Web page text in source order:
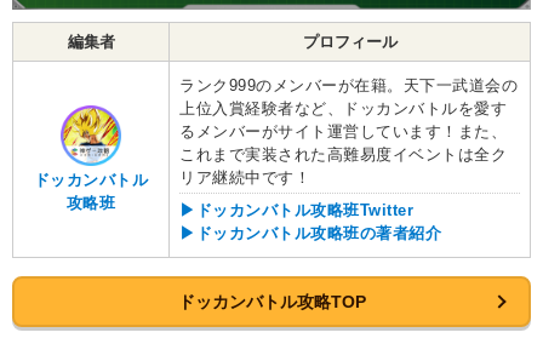
編集者 プロフィール
ドッカンバトル
攻略班
ランク999のメンバーが在籍。天下一武道会の
上位入賞経験者など、ドッカンバトルを愛す
るメンバーがサイト運営しています！また、
これまで実装された高難易度イベントは全ク
リア継続中です！
▶ドッカンバトル攻略班Twitter
▶ドッカンバトル攻略班の著者紹介
ドッカンバトル攻略TOP